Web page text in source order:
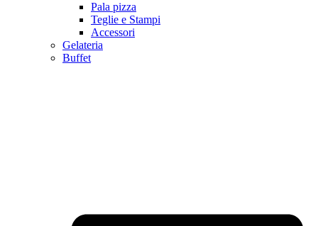
Pala pizza
Teglie e Stampi
Accessori
Gelateria
Buffet